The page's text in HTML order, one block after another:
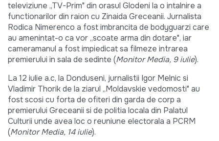
televiziune „TV-Prim" din orasul Glodeni la o intalnire a
functionarilor din raion cu Zinaida Greceanii. Jurnalista
Rodica Nimerenco a fost imbrancita de bodyguarzi care
au amenintat-o ca vor „scoate arma din dotare", iar
cameramanul a fost impiedicat sa filmeze intrarea
premierului in sala de sedinte (Monitor Media, 9 iulie).
La 12 iulie a.c, la Donduseni, jurnalistii Igor Melnic si
Vladimir Thorik de la ziarul „Moldavskie vedomosti" au
fost scosi cu forta de ofiteri din garda de corp a
premierului Greceanii si de politia locala din Palatul
Culturii unde avea loc o reuniune electorala a PCRM
(Monitor Media, 14 iulie).